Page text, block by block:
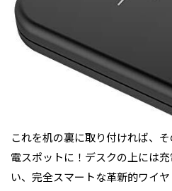
これを机の裏に取り付ければ、
電スポットに！デスクの上には
い、完全スマートな革新的ワイヤ